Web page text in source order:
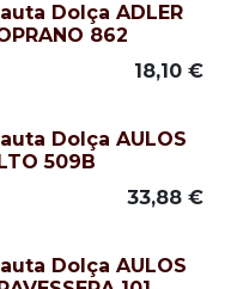
Dolça ADLER
862
18,10€
Dolça AULOS
509B
33,88€
Dolça AULOS